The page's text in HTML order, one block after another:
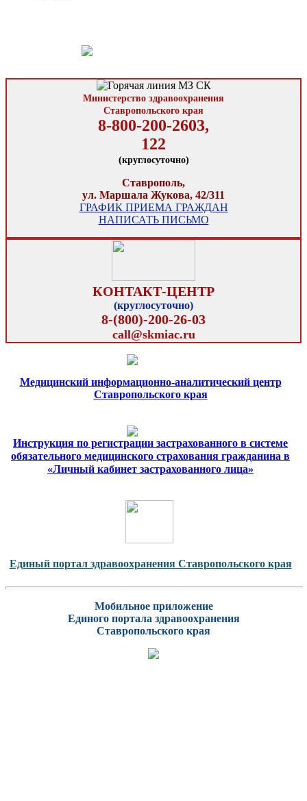
Министерство здравоохранения
Ставропольского края
8-800-200-2603,
122
(круглосуточно)
Ставрополь,
ул. Маршала Жукова, 42/311
ГРАФИК ПРИЕМА ГРАЖДАН
НАПИСАТЬ ПИСЬМО
КОНТАКТ-ЦЕНТР
(круглосуточно)
8-(800)-200-26-03
call@skmiac.ru
Медицинский информационно-аналитический центр
Ставропольского края
Инструкция по регистрации застрахованного в системе
обязательного медицинского страхования гражданина в
«Личный кабинет застрахованного лица»
Единый портал здравоохранения Ставропольского края
Мобильное приложение
Единого портала здравоохранения
Ставропольского края